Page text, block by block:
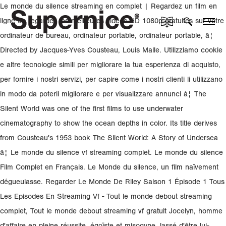
Le monde du silence streaming en complet | Regardez un film en
ligne ou regardez les meilleures vidéos HD 1080p gratuites sur votre
ordinateur de bureau, ordinateur portable, ordinateur portable, â¦
Directed by Jacques-Yves Cousteau, Louis Malle. Utilizziamo cookie
e altre tecnologie simili per migliorare la tua esperienza di acquisto,
per fornire i nostri servizi, per capire come i nostri clienti li utilizzano
in modo da poterli migliorare e per visualizzare annunci â¦ The
Silent World was one of the first films to use underwater
cinematography to show the ocean depths in color. Its title derives
from Cousteau's 1953 book The Silent World: A Story of Undersea
â¦ Le monde du silence vf streaming complet. Le monde du silence
Film Complet en Français. Le Monde du silence, un film naïvement
dégueulasse. Regarder Le Monde De Riley Saison 1 Épisode 1 Tous
Les Episodes En Streaming Vf - Tout le monde debout streaming
complet, Tout le monde debout streaming vf gratuit Jocelyn, homme